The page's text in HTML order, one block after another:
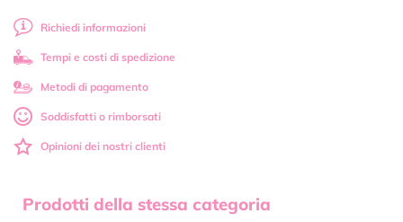
Richiedi informazioni
Tempi e costi di spedizione
Metodi di pagamento
Soddisfatti o rimborsati
Opinioni dei nostri clienti
Prodotti della stessa categoria